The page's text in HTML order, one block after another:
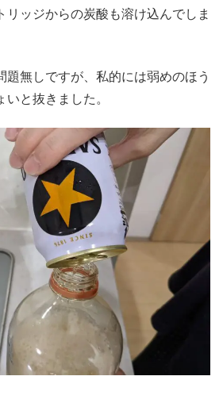
リッジからの炭酸も溶け込んでしま
題無しですが、私的には弱めのほう
と抜きました。